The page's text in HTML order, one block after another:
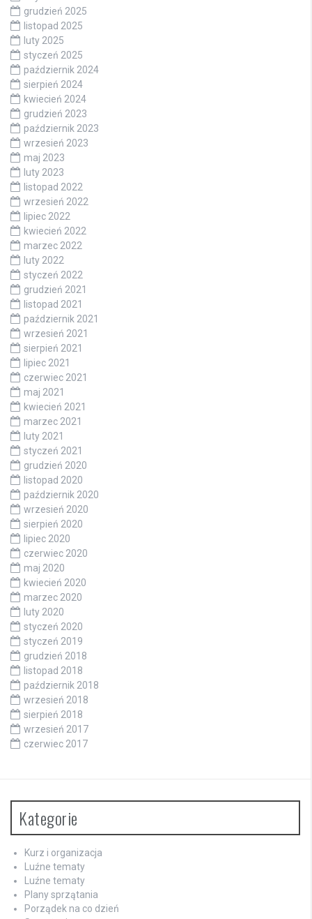
grudzień 2025
listopad 2025
luty 2025
styczeń 2025
październik 2024
sierpień 2024
kwiecień 2024
grudzień 2023
październik 2023
wrzesień 2023
maj 2023
luty 2023
listopad 2022
wrzesień 2022
lipiec 2022
kwiecień 2022
marzec 2022
luty 2022
styczeń 2022
grudzień 2021
listopad 2021
październik 2021
wrzesień 2021
sierpień 2021
lipiec 2021
czerwiec 2021
maj 2021
kwiecień 2021
marzec 2021
luty 2021
styczeń 2021
grudzień 2020
listopad 2020
październik 2020
wrzesień 2020
sierpień 2020
lipiec 2020
czerwiec 2020
maj 2020
kwiecień 2020
marzec 2020
luty 2020
styczeń 2020
styczeń 2019
grudzień 2018
listopad 2018
październik 2018
wrzesień 2018
sierpień 2018
wrzesień 2017
czerwiec 2017
Kategorie
Kurz i organizacja
Luźne tematy
Luźne tematy
Plany sprzątania
Porządek na co dzień